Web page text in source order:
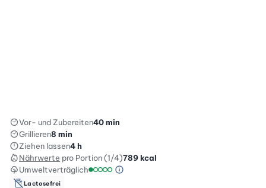
Vor- und Zubereiten40 min
Grillieren8 min
Ziehen lassen4 h
Nährwerte pro Portion (1/4)789kcal
Umweltverträglich
Green Betty Skala Info
Lactosefrei